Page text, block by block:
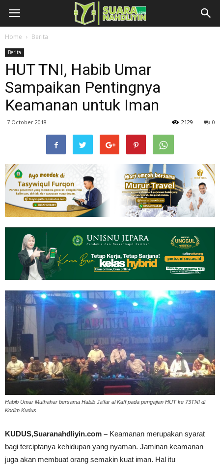
Home Berita
Berita
HUT TNI, Habib Umar
Sampaikan Pentingnya
Keamanan untuk Iman
7 October 2018 0
2129
Habib Umar Muthahar bersama Habib Ja’far al Kaff pada pengajian HUT ke 73TNI di
Kodim Kudus
KUDUS,Suaranahdliyin.com – Keamanan merupakan syarat
bagi terciptanya kehidupan yang nyaman. Jaminan keamanan
juga akan membuat orang semakin kuat iman. Hal itu